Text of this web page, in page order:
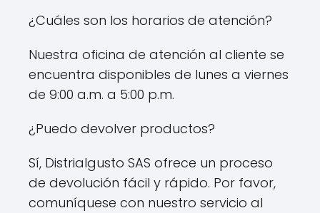
¿Cuáles son los horarios de atención?
Nuestra oficina de atención al cliente se
encuentra disponibles de lunes a viernes
de 9:00 a.m. a 5:00 p.m.
¿Puedo devolver productos?
Sí, Distrialgusto SAS ofrece un proceso
de devolución fácil y rápido. Por favor,
comuníquese con nuestro servicio al